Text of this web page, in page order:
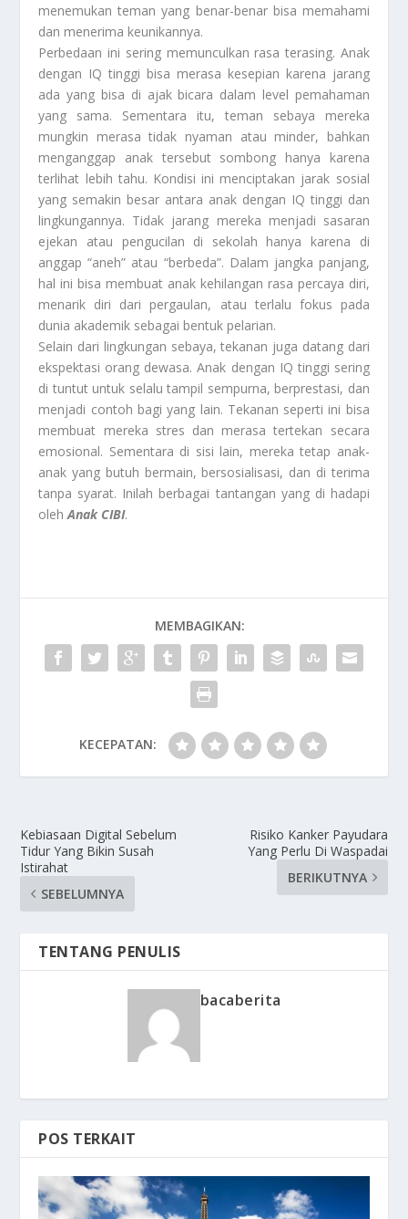
menemukan teman yang benar-benar bisa memahami
dan menerima keunikannya.
Perbedaan ini sering memunculkan rasa terasing. Anak
dengan IQ tinggi bisa merasa kesepian karena jarang
ada yang bisa di ajak bicara dalam level pemahaman
yang sama. Sementara itu, teman sebaya mereka
mungkin merasa tidak nyaman atau minder, bahkan
menganggap anak tersebut sombong hanya karena
terlihat lebih tahu. Kondisi ini menciptakan jarak sosial
yang semakin besar antara anak dengan IQ tinggi dan
lingkungannya. Tidak jarang mereka menjadi sasaran
ejekan atau pengucilan di sekolah hanya karena di
anggap “aneh” atau “berbeda”. Dalam jangka panjang,
hal ini bisa membuat anak kehilangan rasa percaya diri,
menarik diri dari pergaulan, atau terlalu fokus pada
dunia akademik sebagai bentuk pelarian.
Selain dari lingkungan sebaya, tekanan juga datang dari
ekspektasi orang dewasa. Anak dengan IQ tinggi sering
di tuntut untuk selalu tampil sempurna, berprestasi, dan
menjadi contoh bagi yang lain. Tekanan seperti ini bisa
membuat mereka stres dan merasa tertekan secara
emosional. Sementara di sisi lain, mereka tetap anak-
anak yang butuh bermain, bersosialisasi, dan di terima
tanpa syarat. Inilah berbagai tantangan yang di hadapi
olehAnak CIBI.
MEMBAGIKAN:
KECEPATAN:
Kebiasaan Digital Sebelum
Tidur Yang Bikin Susah
Istirahat
SEBELUMNYA
Risiko Kanker Payudara
Yang Perlu Di Waspadai
BERIKUTNYA
TENTANG PENULIS
bacaberita
POS TERKAIT